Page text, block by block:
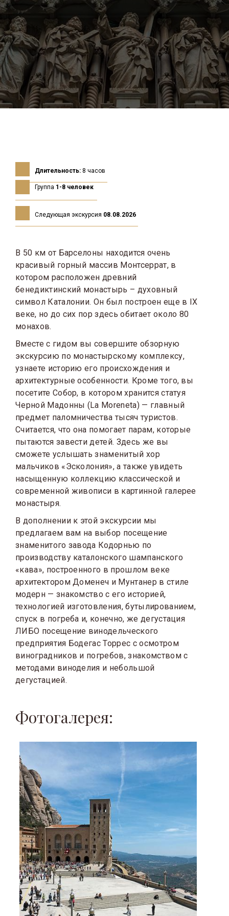
Длительность: 8 часов
Группа 1-8 человек
Следующая экскурсия 08.08.2026
В 50 км от Барселоны находится очень
красивый горный массив Монтсеррат, в
котором расположен древний
бенедиктинский монастырь – духовный
символ Каталонии. Он был построен еще в IX
веке, но до сих пор здесь обитает около 80
монахов.
Вместе с гидом вы совершите обзорную
экскурсию по монастырскому комплексу,
узнаете историю его происхождения и
архитектурные особенности. Кроме того, вы
посетите Собор, в котором хранится статуя
Черной Мадонны (La Moreneta) — главный
предмет паломничества тысяч туристов.
Считается, что она помогает парам, которые
пытаются завести детей. Здесь же вы
сможете услышать знаменитый хор
мальчиков «Эсколония», а также увидеть
насыщенную коллекцию классической и
современной живописи в картинной галерее
монастыря.
В дополнении к этой экскурсии мы
предлагаем вам на выбор посещение
знаменитого завода Кодорнью по
производству каталонского шампанского
«кава», построенного в прошлом веке
архитектором Доменеч и Мунтанер в стиле
модерн — знакомство с его историей,
технологией изготовления, бутылированием,
спуск в погреба и, конечно, же дегустация
ЛИБО посещение винодельческого
предприятия Бодегас Торрес с осмотром
виноградников и погребов, знакомством с
методами виноделия и небольшой
дегустацией.
Фотогалерея: